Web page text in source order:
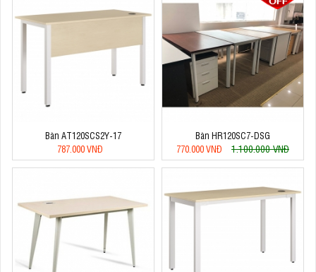
Bàn AT120SCS2Y-17
787.000 VNĐ
Bàn HR120SC7-DSG
770.000 VNĐ
1.100.000 VNĐ